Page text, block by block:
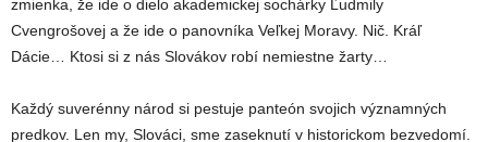
zmienka, že ide o dielo akademickej sochárky Ľudmily
Cvengrošovej a že ide o panovníka Veľkej Moravy. Nič. Kráľ
Dácie… Ktosi si z nás Slovákov robí nemiestne žarty…
Každý suverénny národ si pestuje panteón svojich významných
predkov. Len my, Slováci, sme zaseknutí v historickom bezvedomí.